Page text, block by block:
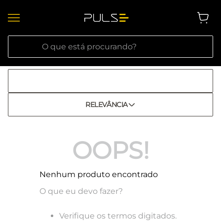
O que está procurando?
RELEVÂNCIA
OOPS!
Nenhum produto encontrado
O que eu devo fazer?
Verifique os termos digitados.